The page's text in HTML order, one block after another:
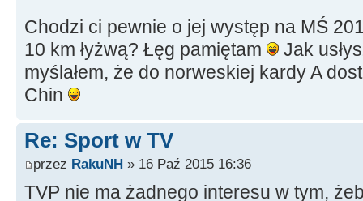
Chodzi ci pewnie o jej występ na MŚ
10 km łyżwą? Łęg pamiętam
Jak
myślałem, że do norweskiej kardy A
Chin
Re: Sport w TV
przez RakuNH » 16 Paź 2015 16:36
TVP nie ma żadnego interesu w tym,